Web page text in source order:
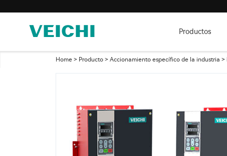
Productos
Home > Producto >Accionamiento específico de la industria >